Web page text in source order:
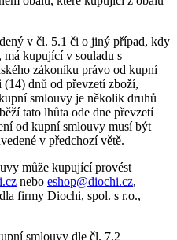
v čl. 5.1 či o jiný případ, kdy
kupující v souladu s
zákoníku právo od kupní
dnů od převzetí zboží,
smlouvy je několik druhů
tato lhůta ode dne převzetí
od kupní smlouvy musí být
v předchozí větě.
může kupující provést
nebo eshop@diochi.cz,
firmy Diochi, spol. s r.o.,
smlouvy dle čl. 7.2